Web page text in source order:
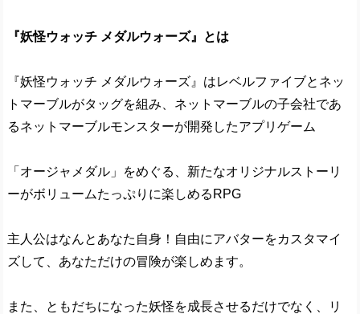
『妖怪ウォッチ メダルウォーズ』とは
『妖怪ウォッチ メダルウォーズ』はレベルファイブとネッ
トマーブルがタッグを組み、ネットマーブルの子会社であ
るネットマーブルモンスターが開発したアプリゲーム
「オージャメダル」をめぐる、新たなオリジナルストーリ
ーがボリュームたっぷりに楽しめるRPG
主人公はなんとあなた自身！自由にアバターをカスタマイ
ズして、あなただけの冒険が楽しめます。
また、ともだちになった妖怪を成長させるだけでなく、リ